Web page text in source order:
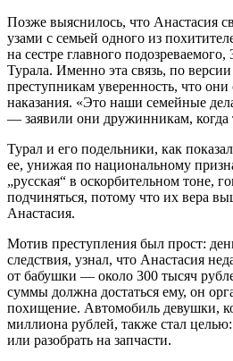
Позже выяснилось, что Анастасия
узами с семьей одного из
на сестре главного подозреваемого,
Турала. Именно эта связь, по версии
преступникам уверенность, что они
наказания. «Это наши семейные
— заявили они дружинникам, когда
Турал и его подельники, как
ее, унижая по национальному
„русская“ в оскорбительном тоне,
подчиняться, потому что их вера
Анастасия.
Мотив преступления был прост:
следствия, узнал, что Анастасия
от бабушки — около 300 тысяч
суммы должна достаться ему, он
похищение. Автомобиль девушки,
миллиона рублей, также стал
или разобрать на запчасти.